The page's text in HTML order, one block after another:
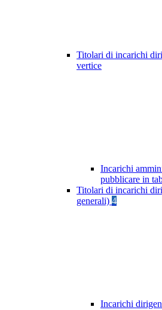
Titolari di incarichi
vertice
Incarichi
pubblicare in
Titolari di incarichi
generali) 4
Incarichi